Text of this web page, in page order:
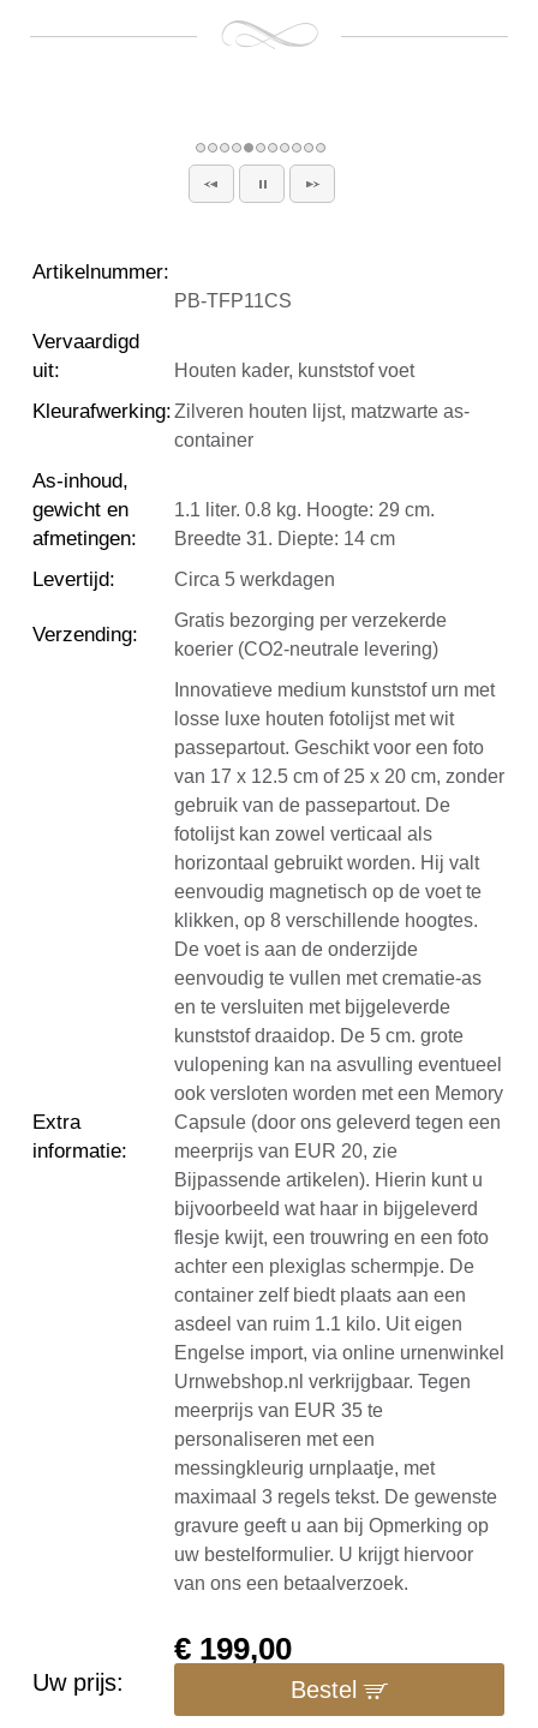
Artikelnummer:
PB-TFP11CS
Vervaardigd
uit: Houten kader, kunststof voet
Kleurafwerking:Zilveren houten lijst, matzwarte as-
container
As-inhoud,
gewicht en
afmetingen:
1.1 liter. 0.8 kg. Hoogte: 29 cm.
Breedte 31. Diepte: 14 cm
Levertijd: Circa 5 werkdagen
Verzending:
Gratis bezorging per verzekerde
koerier (CO2-neutrale levering)
Extra
informatie:
Innovatieve medium kunststof urn met
losse luxe houten fotolijst met wit
passepartout. Geschikt voor een foto
van 17 x 12.5 cm of 25 x 20 cm, zonder
gebruik van de passepartout. De
fotolijst kan zowel verticaal als
horizontaal gebruikt worden. Hij valt
eenvoudig magnetisch op de voet te
klikken, op 8 verschillende hoogtes.
De voet is aan de onderzijde
eenvoudig te vullen met crematie-as
en te versluiten met bijgeleverde
kunststof draaidop. De 5 cm. grote
vulopening kan na asvulling eventueel
ook versloten worden met een Memory
Capsule (door ons geleverd tegen een
meerprijs van EUR 20, zie
Bijpassende artikelen). Hierin kunt u
bijvoorbeeld wat haar in bijgeleverd
flesje kwijt, een trouwring en een foto
achter een plexiglas schermpje. De
container zelf biedt plaats aan een
asdeel van ruim 1.1 kilo. Uit eigen
Engelse import, via online urnenwinkel
Urnwebshop.nl verkrijgbaar. Tegen
meerprijs van EUR 35 te
personaliseren met een
messingkleurig urnplaatje, met
maximaal 3 regels tekst. De gewenste
gravure geeft u aan bij Opmerking op
uw bestelformulier. U krijgt hiervoor
van ons een betaalverzoek.
Uw prijs:
€ 199,00
Bestel